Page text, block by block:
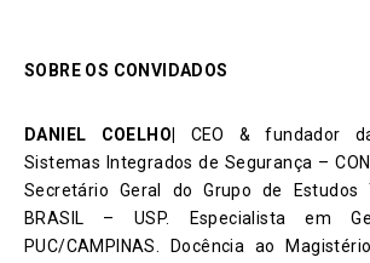
SOBRE OS CONVIDADOS
DANIEL COELHO
CEO & fundador
Sistemas Integrados de Segurança –
Secretário Geral do Grupo de Estudos
BRASIL – USP. Especialista em
PUC/CAMPINAS. Docência ao